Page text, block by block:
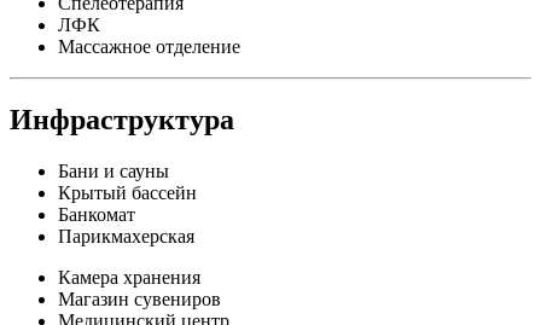
ЛФК
Массажное отделение
Инфраструктура
Бани и сауны
Крытый бассейн
Банкомат
Парикмахерская
Камера хранения
Магазин сувениров
Медицинский центр